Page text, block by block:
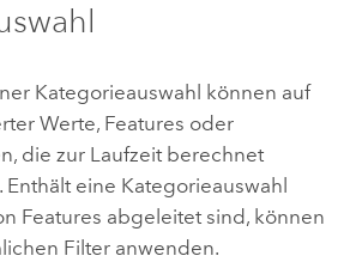
Kategorieauswahl können auf
Werte, Features oder
die zur Laufzeit berechnet
eine Kategorieauswahl
Features abgeleitet sind, können
Filter anwenden.